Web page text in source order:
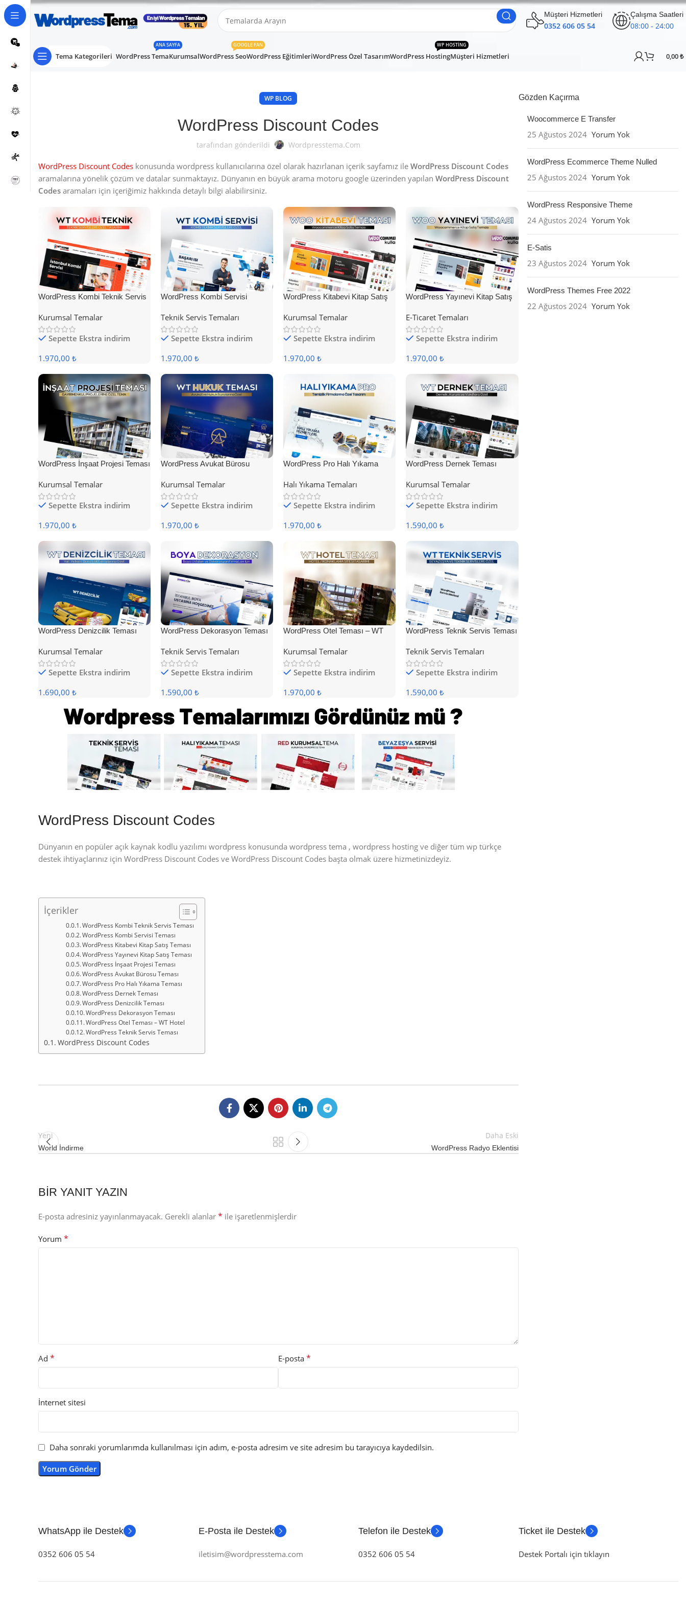
Müşteri Hizmetleri
0352 606 05 54
Çalışma Saatleri
08:00 - 24:00
Tema Kategorileri WordPress Tema
ANA SAYFA
KurumsalWordPress Seo
GOOGLE FAN
WordPress EğitimleriWordPress Özel TasarımWordPress Hosting
WP HOSTING
Müşteri Hizmetleri 0,00₺
WP BLOG
WordPress Discount Codes
tarafından gönderildi Wordpresstema.com
WordPress Discount Codes konusunda wordpress kullanıcılarına özel olarak hazırlanan içerik sayfamız ile WordPress Discount Codes
aramalarına yönelik çözüm ve datalar sunmaktayız. Dünyanın en büyük arama motoru google üzerinden yapılan WordPress Discount
Codes aramaları için içeriğimiz hakkında detaylı bilgi alabilirsiniz.
WordPress Kombi Teknik Servis
Kurumsal Temalar
Sepette Ekstra indirim
1.970,00 ₺
WordPress Kombi Servisi
Teknik Servis Temaları
Sepette Ekstra indirim
1.970,00 ₺
WordPress Kitabevi Kitap Satış
Kurumsal Temalar
Sepette Ekstra indirim
1.970,00 ₺
WordPress Yayınevi Kitap Satış
E-Ticaret Temaları
Sepette Ekstra indirim
1.970,00 ₺
WordPress İnşaat Projesi Teması
Kurumsal Temalar
Sepette Ekstra indirim
1.970,00 ₺
WordPress Avukat Bürosu
Kurumsal Temalar
Sepette Ekstra indirim
1.970,00 ₺
WordPress Pro Halı Yıkama
Halı Yıkama Temaları
Sepette Ekstra indirim
1.970,00 ₺
WordPress Dernek Teması
Kurumsal Temalar
Sepette Ekstra indirim
1.590,00 ₺
WordPress Denizcilik Teması
Kurumsal Temalar
Sepette Ekstra indirim
1.690,00 ₺
WordPress Dekorasyon Teması
Teknik Servis Temaları
Sepette Ekstra indirim
1.590,00 ₺
WordPress Otel Teması – WT
Kurumsal Temalar
Sepette Ekstra indirim
1.970,00 ₺
WordPress Teknik Servis Teması
Teknik Servis Temaları
Sepette Ekstra indirim
1.590,00 ₺
WordPress Discount Codes
Dünyanın en popüler açık kaynak kodlu yazılımı wordpress konusunda wordpress tema , wordpress hosting ve diğer tüm wp türkçe
destek ihtiyaçlarınız için WordPress Discount Codes ve WordPress Discount Codes başta olmak üzere hizmetinizdeyiz.
İçerikler
WordPress Kombi Teknik Servis Teması
WordPress Kombi Servisi Teması
WordPress Kitabevi Kitap Satış Teması
WordPress Yayınevi Kitap Satış Teması
WordPress İnşaat Projesi Teması
WordPress Avukat Bürosu Teması
WordPress Pro Halı Yıkama Teması
WordPress Dernek Teması
WordPress Denizcilik Teması
WordPress Dekorasyon Teması
WordPress Otel Teması – WT Hotel
WordPress Teknik Servis Teması
WordPress Discount Codes
Yeni
World İndirme
Daha Eski
WordPress Radyo Eklentisi
BIR YANIT YAZIN
E-posta adresiniz yayınlanmayacak. Gerekli alanlar * ile işaretlenmişlerdir
Yorum *
Ad * E-posta*
İnternet sitesi
Daha sonraki yorumlarımda kullanılması için adım, e-posta adresim ve site adresim bu tarayıcıya kaydedilsin.
Gözden Kaçırma
Woocommerce E Transfer
25 Ağustos 2024 Yorum Yok
WordPress Ecommerce Theme Nulled
25 Ağustos 2024 Yorum Yok
WordPress Responsive Theme
24 Ağustos 2024 Yorum Yok
E-Satis
23 Ağustos 2024 Yorum Yok
WordPress Themes Free 2022
22 Ağustos 2024 Yorum Yok
WhatsApp ile Destek
0352 606 05 54
E-Posta ile Destek
iletisim@wordpresstema.com
Telefon ile Destek
0352 606 05 54
Ticket ile Destek
Destek Portalı için tıklayın